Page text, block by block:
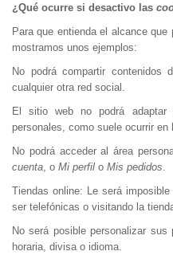
¿Qué ocurre si desactivo las
Para que entienda el alcance
mostramos unos ejemplos:
No podrá compartir contenidos
cualquier otra red social.
El sitio web no podrá adaptar
personales, como suele ocurrir en
No podrá acceder al área
cuenta, o Mi perfil o Mis pedidos.
Tiendas online: Le será
ser telefónicas o visitando la
No será posible personalizar
horaria, divisa o idioma.